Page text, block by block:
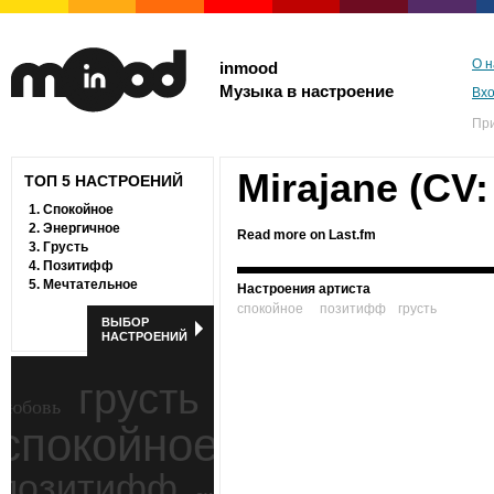
inmood
Музыка в настроение
О
ТОП 5 НАСТРОЕНИЙ
1. Спокойное
2. Энергичное
3. Грусть
4. Позитифф
5. Мечтательное
ВЫБОР
НАСТРОЕНИЙ
грусть
Mirajane
Read more on Last.fm
Настроения артиста
спокойное
позитифф грусть